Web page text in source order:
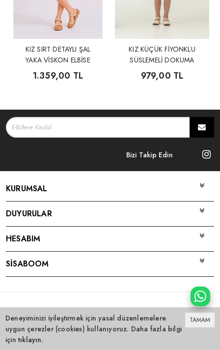
KIZ SIRT DETAYLI ŞAL
YAKA VİSKON ELBİSE
1.359,00 TL
KIZ KÜÇÜK FİYONKLU
SÜSLEMELİ DOKUMA
ELBİSE
979,00 TL
Bizi Takip Edin
KURUMSAL
DUYURULAR
HESABIM
SİSABOOM
ile hazırlanmıştır.
TAMAM
Deneyiminizi iyileştirmek için yasal düzenlemelere
uygun çerezler (cookies) kullanıyoruz. Daha fazla bilgi
için tıklayın.